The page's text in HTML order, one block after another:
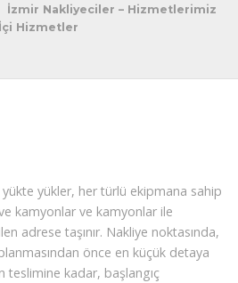
İzmir Nakliyeciler – Hizmetlerimiz
Hizmetler
yükler, her türlü ekipmana sahip
kamyonlar ve kamyonlar ile
adrese taşınır. Nakliye noktasında,
önce en küçük detaya
teslimine kadar, başlangıç